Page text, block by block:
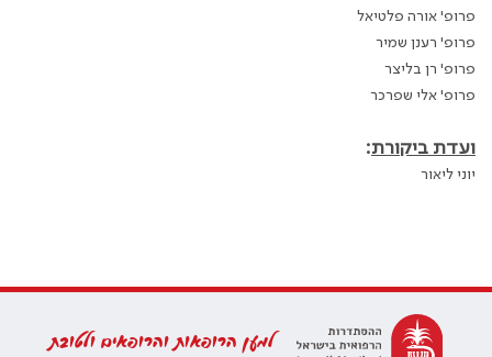
פרופ' אורה פלטיאל
פרופ' רענן שמיר
פרופ' רן בליצר
פרופ' אלי שפרכר
ועדת ביקורת:
יוני ליאור
למען הרופאות והרופאים ולטובת